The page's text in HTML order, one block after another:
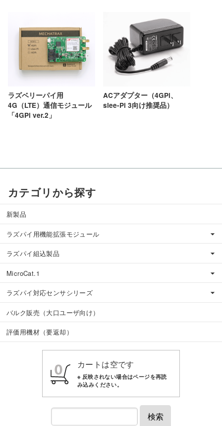
ラズベリーパイ用
4G（LTE）通信モジュール
「4GPi ver.2」
ACアダプター（4GPi、
slee-Pi 3向け推奨品）
カテゴリから探す
新製品
ラズパイ用機能拡張モジュール
ラズパイ組込製品
MicroCat.1
ラズパイ対応センサシリーズ
バルク販売（大口ユーザ向け）
評価用機材（要返却）
カートは空です
検索